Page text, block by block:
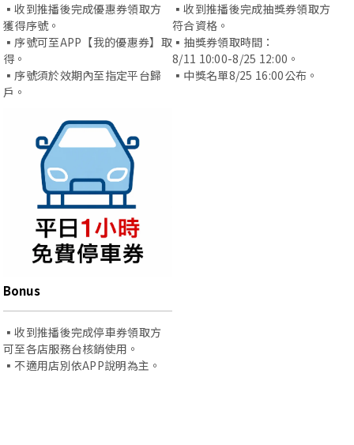
▪️收到推播後完成優惠券領取方
獲得序號。
▪️序號可至APP【我的優惠券】取
得。
▪️序號須於效期內至指定平台歸
戶。
▪️收到推播後完成抽獎券領取方
符合資格。
▪️抽獎券領取時間：
8/11 10:00-8/25 12:00。
▪️中獎名單8/25 16:00公布。
Bonus
▪️收到推播後完成停車券領取方
可至各店服務台核銷使用。
▪️不適用店別依APP說明為主。